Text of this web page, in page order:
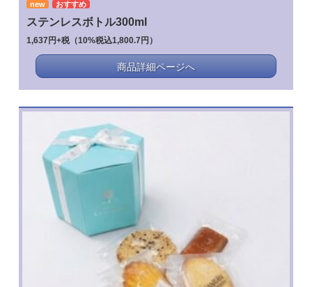
new おすすめ
ステンレスボトル300ml
1,637円+税（10%税込1,800.7円）
商品詳細ページへ